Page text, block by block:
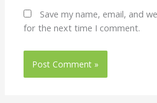
Save my name, email, and
for the next time I comment.